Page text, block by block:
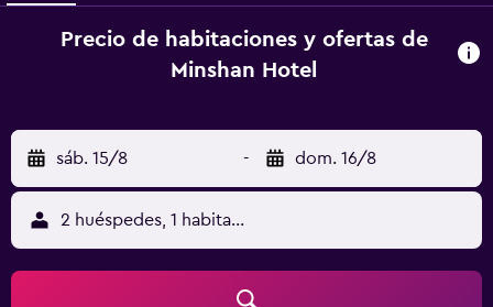
Precio de habitaciones y ofertas de
Minshan Hotel
sáb. 15/8 - dom. 16/8
2 huéspedes, 1 habitación